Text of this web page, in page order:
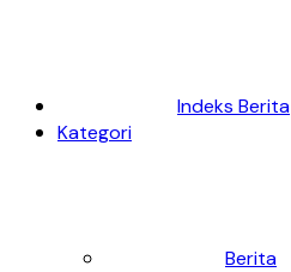
Indeks Berita
Kategori
Berita